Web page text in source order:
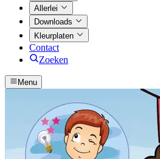
Allerlei
Downloads
Kleurplaten
Contact
Zoeken
Menu